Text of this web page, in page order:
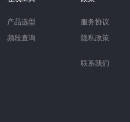
产品选型
频段查询
服务协议
隐私政策
联系我们